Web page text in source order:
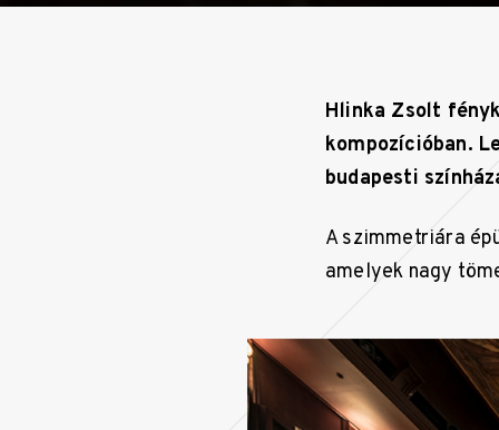
Hlinka Zsolt
kompozícióban.
budapesti
A szimmetriára
amelyek nagy